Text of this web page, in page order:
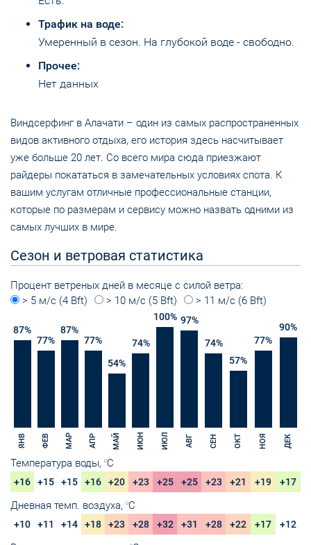
Трафик на воде:
Умеренный в сезон. На глубокой воде - свободно.
Прочее:
Нет данных
Виндсерфинг в Алачати – один из самых распространенных
видов активного отдыха, его история здесь насчитывает
уже больше 20 лет. Со всего мира сюда приезжают
райдеры покататься в замечательных условиях спота. К
вашим услугам отличные профессиональные станции,
которые по размерам и сервису можно назвать одними из
самых лучших в мире.
Сезон и ветровая статистика
Процент ветреных дней в месяце с силой ветра:
> 5 м/с (4 Bft)
> 10 м/с (5 Bft) > 11 м/с (6 Bft)
87%
ЯНВ
77%
ФЕВ
87%
МАР
77%
АПР
54%
МАЙ
74%
ИЮН
100%
ИЮЛ
97%
АВГ
74%
СЕН
57%
ОКТ
77%
НОЯ
90%
ДЕК
Температура воды, OC
+16 +15 +15 +16 +20 +23 +25 +25 +23 +21 +19 +17
Дневная темп. воздуха, OC
+10 +11 +14 +18 +23 +28 +32 +31 +28 +22 +17 +12